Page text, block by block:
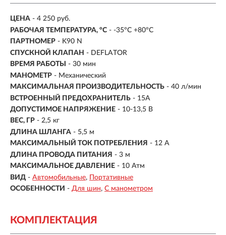
ЦЕНА - 4 250 руб.
РАБОЧАЯ ТЕМПЕРАТУРА, °С - -35°С +80°С
ПАРТНОМЕР - K90 N
СПУСКНОЙ КЛАПАН - DEFLATOR
ВРЕМЯ РАБОТЫ
- 30 мин
МАНОМЕТР - Механический
МАКСИМАЛЬНАЯ ПРОИЗВОДИТЕЛЬНОСТЬ - 40 л/мин
ВСТРОЕННЫЙ ПРЕДОХРАНИТЕЛЬ - 15A
ДОПУСТИМОЕ НАПРЯЖЕНИЕ - 10-13,5 В
ВЕС, ГР - 2,5 кг
ДЛИНА ШЛАНГА - 5,5 м
МАКСИМАЛЬНЫЙ ТОК ПОТРЕБЛЕНИЯ - 12 А
ДЛИНА ПРОВОДА ПИТАНИЯ - 3 м
МАКСИМАЛЬНОЕ ДАВЛЕНИЕ - 10 Атм
ВИД - Автомобильные
Портативные
ОСОБЕННОСТИ - Для шин С манометром
КОМПЛЕКТАЦИЯ